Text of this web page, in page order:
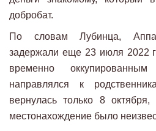
добробат.
По словам Лубинца,
задержали еще 23 июля 2022
временно
направлялся к
вернулась только 8
местонахождение было